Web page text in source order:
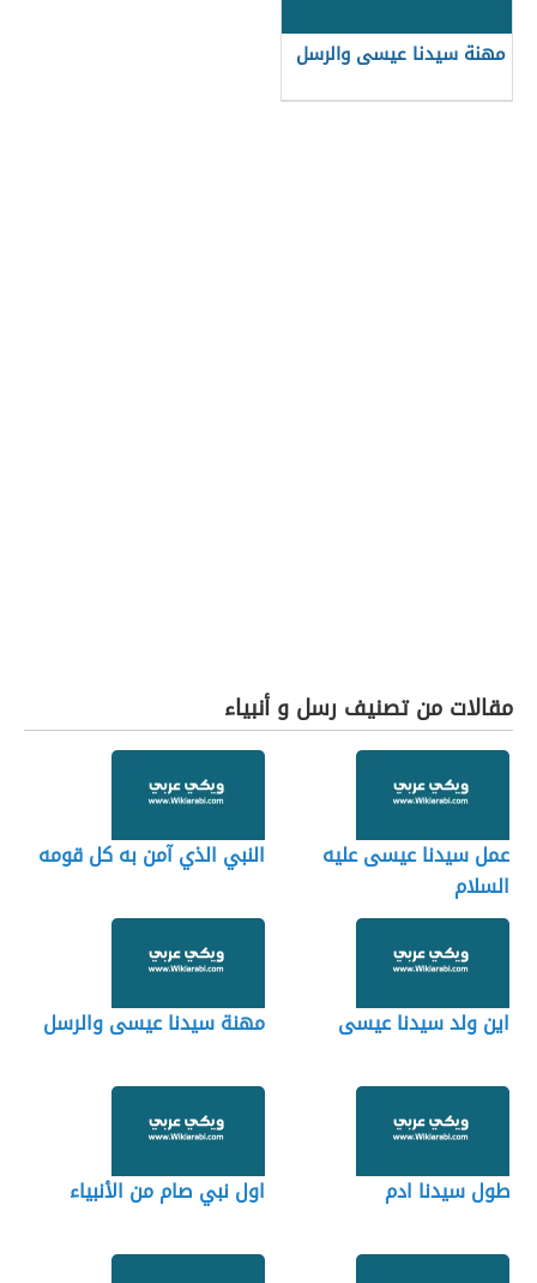
مهنة سيدنا عيسى والرسل
مقالات من تصنيف رسل و أنبياء
عمل سيدنا عيسى عليه
السلام
النبي الذي آمن به كل قومه
اين ولد سيدنا عيسى مهنة سيدنا عيسى والرسل
طول سيدنا ادم اول نبي صام من الأنبياء